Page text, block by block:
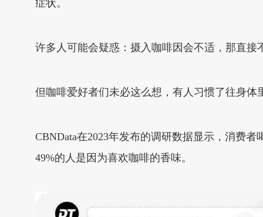
症状。
许多人可能会疑惑：摄入咖啡因会不适，那直接
但咖啡爱好者们未必这么想，有人习惯了往身
CBNData在2023年发布的调研数据显示，消费
49%的人是因为喜欢咖啡的香味。